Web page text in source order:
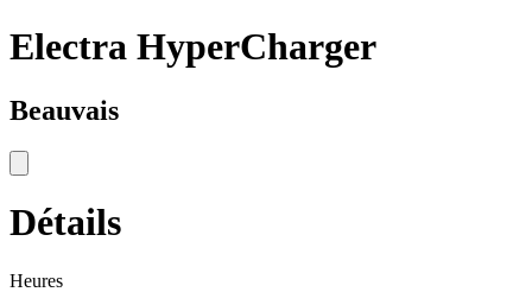
Electra HyperCharger
Beauvais
Détails
Heures